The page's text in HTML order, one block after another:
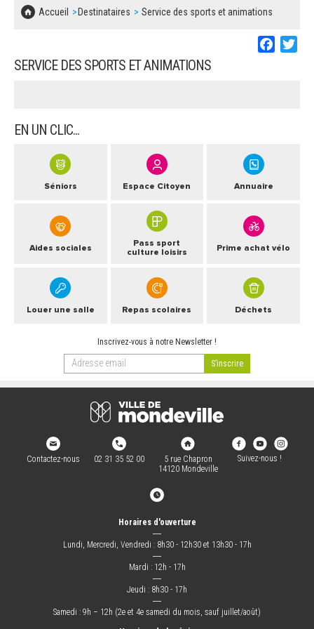
Accueil Destinataires Service des sports et animations
SERVICE DES SPORTS ET ANIMATIONS
EN UN CLIC...
Séniors Espace Citoyen Annuaire
Aides sociales
Pass sport
culture loisirs
Prime achat vélo
Louer une salle Repas scolaires Déchets
Inscrivez-vous à notre Newsletter !
Contactez-nous 02 31 35 52 00
5 rue Chapron
14120 Mondeville
Suivez-nous !
Horaires d'ouverture
―
Lundi, Mercredi, Vendredi : 8h30 - 12h30 et 13h30 - 17h
―
Mardi : 12h - 17h
―
Jeudi : 8h30 - 17h
―
Samedi : 9h – 12h (2e et 4e samedi du mois, sauf juillet/août)
CONCERTATIONS PUBLIQUES
SOLIDARITÉ, LOGEMENT
POLICE MUNICIPALE
DECHETS
SIGNALEMENTS
BESOIN D'UNE AIDE ?
LES ASSOCIATIONS
MARCHÉS PUBLICS
REGLEMENT LOCAL DE PUBLICITÉ
DECLARATION DE DEMARCHAGE
DEMANDE DE PRÊT DE MATERIEL
PLAN D'ACTION MUNICIPAL
ARRÊTÉS MUNICIPAUX